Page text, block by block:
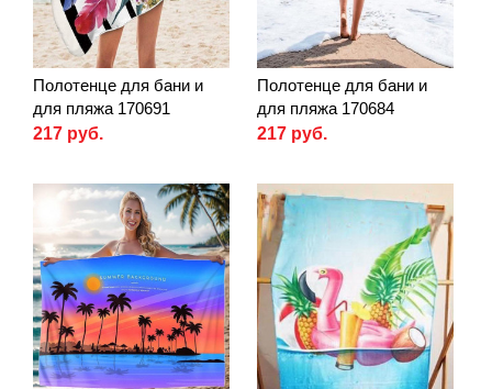
Полотенце для бани и
для пляжа 170691
217 руб.
Полотенце для бани и
для пляжа 170684
217 руб.